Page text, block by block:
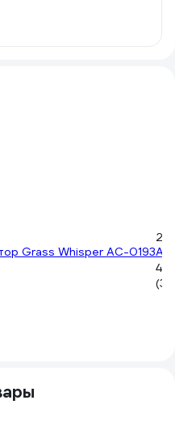
Grass Whisper AC-0193
4.7
(31)